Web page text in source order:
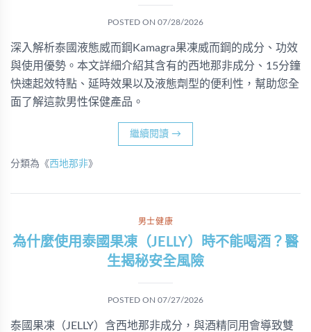
POSTED ON 07/28/2026
深入解析泰國液態威而鋼Kamagra果凍威而鋼的成分、功效
與使用優勢。本文詳細介紹其含有的西地那非成分、15分鐘
快速起效特點、延時效果以及液態劑型的便利性，幫助您全
面了解這款男性保健產品。
繼續閱讀 →
分類為《西地那非》
男士健康
為什麼使用泰國果凍（JELLY）時不能喝酒？醫
生揭秘安全風險
POSTED ON 07/27/2026
泰國果凍（JELLY）含西地那非成分，與酒精同用會導致雙